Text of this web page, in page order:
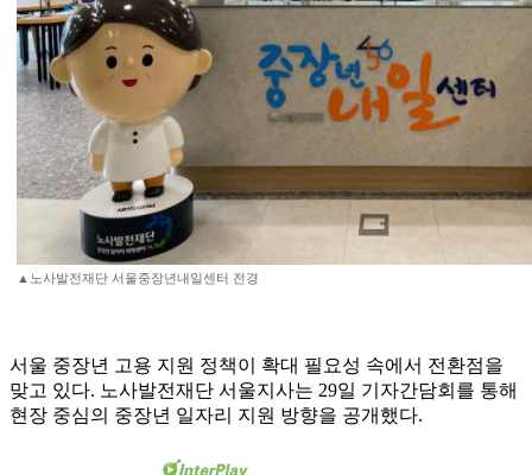
▲노사발전재단 서울중장년내일센터 전경
서울 중장년 고용 지원 정책이 확대 필요성 속에서 전환점을
맞고 있다. 노사발전재단 서울지사는 29일 기자간담회를 통해
현장 중심의 중장년 일자리 지원 방향을 공개했다.